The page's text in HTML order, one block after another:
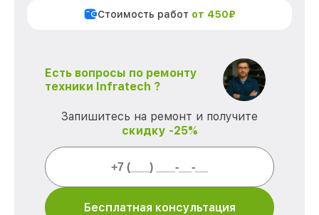
Стоимость работ от 450₽
Есть вопросы по ремонту
техники Infratech ?
Запишитесь на ремонт и получите
скидку -25%
Бесплатная консультация